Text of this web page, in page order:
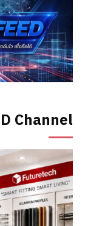
Channel